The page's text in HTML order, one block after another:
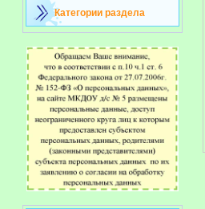
Категории раздела